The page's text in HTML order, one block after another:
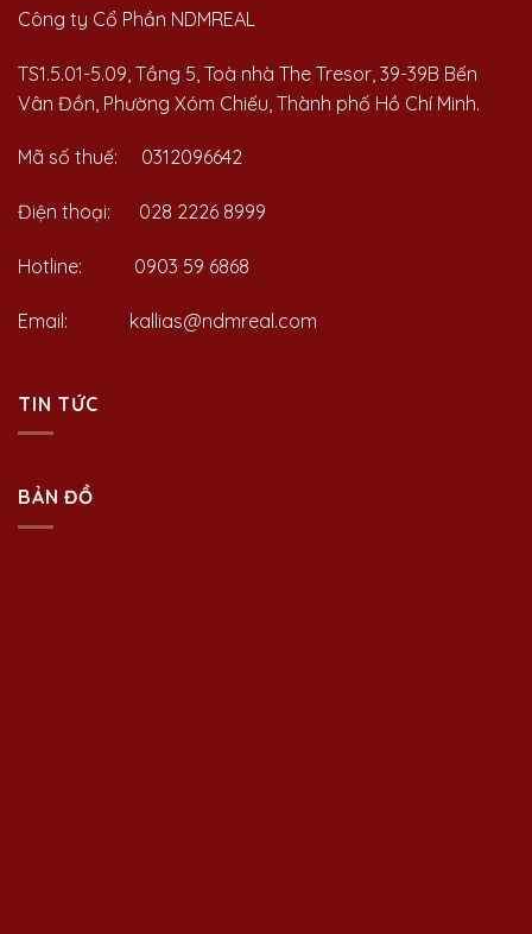
Công ty Cổ Phần NDMREAL
TS1.5.01-5.09, Tầng 5, Toà nhà The Tresor, 39-39B Bến
Vân Đồn, Phường Xóm Chiếu, Thành phố Hồ Chí Minh.
Mã số thuế: 0312096642
Điện thoại: 028 2226 8999
Hotline: 0903 59 6868
Email: kallias@ndmreal.com
TIN TỨC
BẢN ĐỒ